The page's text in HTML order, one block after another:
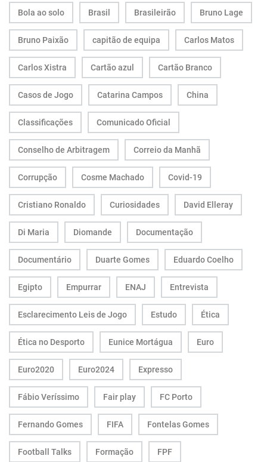
Bola ao solo Brasil Brasileirão Bruno Lage
Bruno Paixão capitão de equipa Carlos Matos
Carlos Xistra Cartão azul Cartão Branco
Casos de Jogo Catarina Campos China
Classificações Comunicado Oficial
Conselho de Arbitragem Correio da Manhã
Corrupção Cosme Machado Covid-19
Cristiano Ronaldo Curiosidades David Elleray
Di Maria Diomande Documentação
Documentário Duarte Gomes Eduardo Coelho
Egipto Empurrar ENAJ Entrevista
Esclarecimento Leis de Jogo Estudo Ética
Ética no Desporto Eunice Mortágua Euro
Euro2020 Euro2024 Expresso
Fábio Veríssimo Fair play FC Porto
Fernando Gomes FIFA Fontelas Gomes
Football Talks Formação FPF